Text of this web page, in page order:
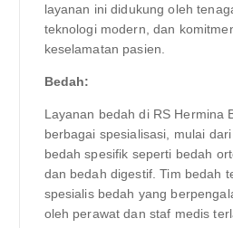
layanan ini didukung oleh
teknologi modern, dan
keselamatan pasien.
Bedah:
Layanan bedah di RS Hermina
berbagai spesialisasi, mulai
bedah spesifik seperti bedah
dan bedah digestif. Tim bedah
spesialis bedah yang
oleh perawat dan staf medis